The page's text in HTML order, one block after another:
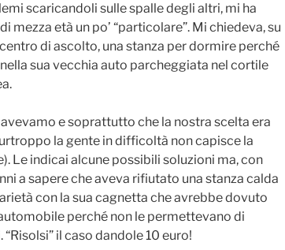
scaricandoli sulle spalle degli altri, mi ha
mezza età un po’ “particolare”. Mi chiedeva, su
di ascolto, una stanza per dormire perché
sua vecchia auto parcheggiata nel cortile
e soprattutto che la nostra scelta era
la gente in difficoltà non capisce la
Le indicai alcune possibili soluzioni ma, con
a sapere che aveva rifiutato una stanza calda
con la sua cagnetta che avrebbe dovuto
perché non le permettevano di
il caso dandole 10 euro!